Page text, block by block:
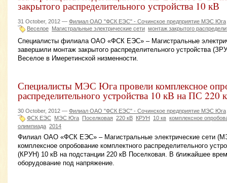
закрытого распределительного устройства 10 кВ
31 October, 2012 — Филиал ОАО "ФСК ЕЭС" - Сочинское предприятие МЭС Юга
Веселое Магистральные электрические сети монтаж закрытого
Специалисты филиала ОАО «ФСК ЕЭС» – Магистральные
завершили монтаж закрытого распределительного устройства
Веселое в Имеретинской низменности.
Специалисты МЭС Юга провели комплексное
распределительного устройства 10 кВ на ПС 220
30 October, 2012 — Филиал ОАО "ФСК ЕЭС" - Сочинское предприятие МЭС Юга
ФСК ЕЭС МЭС Юга Поселковая 220 кВ КРУН 10 кв комплексное
олимпиада 2014
Филиал ОАО «ФСК ЕЭС» – Магистральные электрические сети
комплексное опробование комплектного распределительного
(КРУН) 10 кВ на подстанции 220 кВ Поселковая. В ближайшее
оборудование под напряжение.